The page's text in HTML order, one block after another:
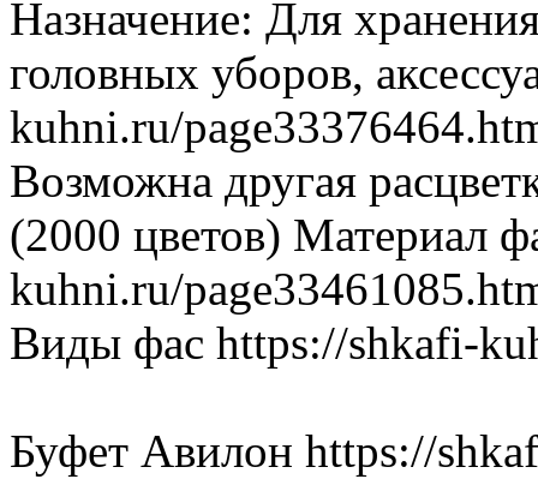
Назначение: Для
головных уборов,
kuhni.ru/
Возможна другая
(2000 цветов) Материал
kuhni.ru/
Виды фас https://shkafi-
Буфет Авилон https://